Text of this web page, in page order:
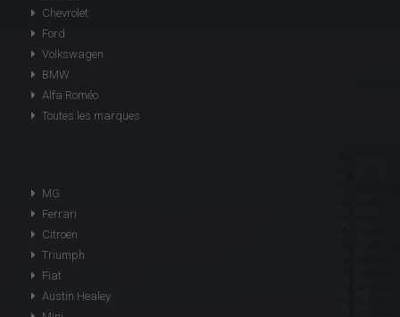
Chevrolet
Ford
Volkswagen
BMW
Alfa Roméo
Toutes les marques
MG
Ferrari
Citroen
Triumph
Fiat
Austin Healey